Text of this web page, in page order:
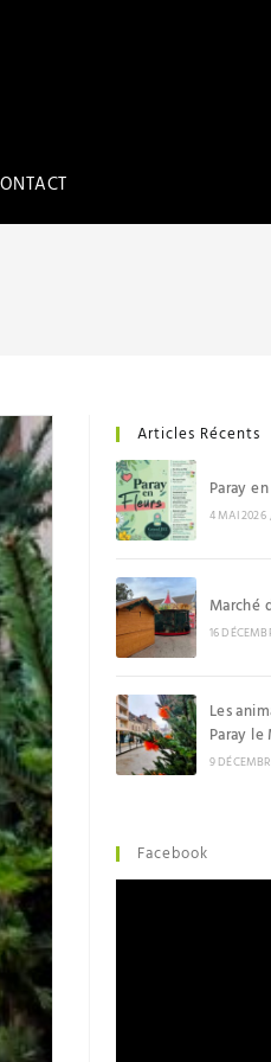
Articles Récents
Paray
4 MAI 2026
Marché
16
Les
Paray le
9
Facebook